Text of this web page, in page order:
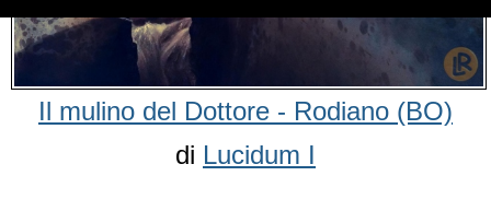
Il mulino del Dottore - Rodiano (BO)
di Lucidum I